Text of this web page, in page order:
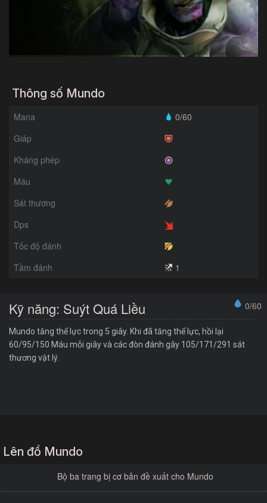
Thông số Mundo
Mana
0/60
Giáp
Kháng phép
Máu
Sát thương
Dps
Tốc độ đánh
Tầm đánh
1
Kỹ năng: Suýt Quá Liều 0/60
Mundo tăng thể lực trong 5 giây. Khi đã tăng thể lực, hồi lại
60/95/150 Máu mỗi giây và các đòn đánh gây 105/171/291 sát
thương vật lý.
Lên đồ Mundo
Bộ ba trang bị cơ bản đề xuất cho Mundo